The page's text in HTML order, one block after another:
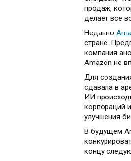
продаж,
делает все
Недавно
стране.
компания
Amazon не
Для
сдавала в
ИИ
корпораций
улучшения
В будущем
концу